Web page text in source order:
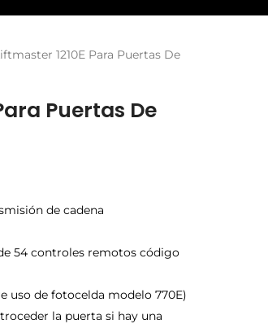
1210E Para Puertas De
Puertas De
de cadena
54 controles remotos código
uso de fotocelda modelo 770E)
la puerta si hay una